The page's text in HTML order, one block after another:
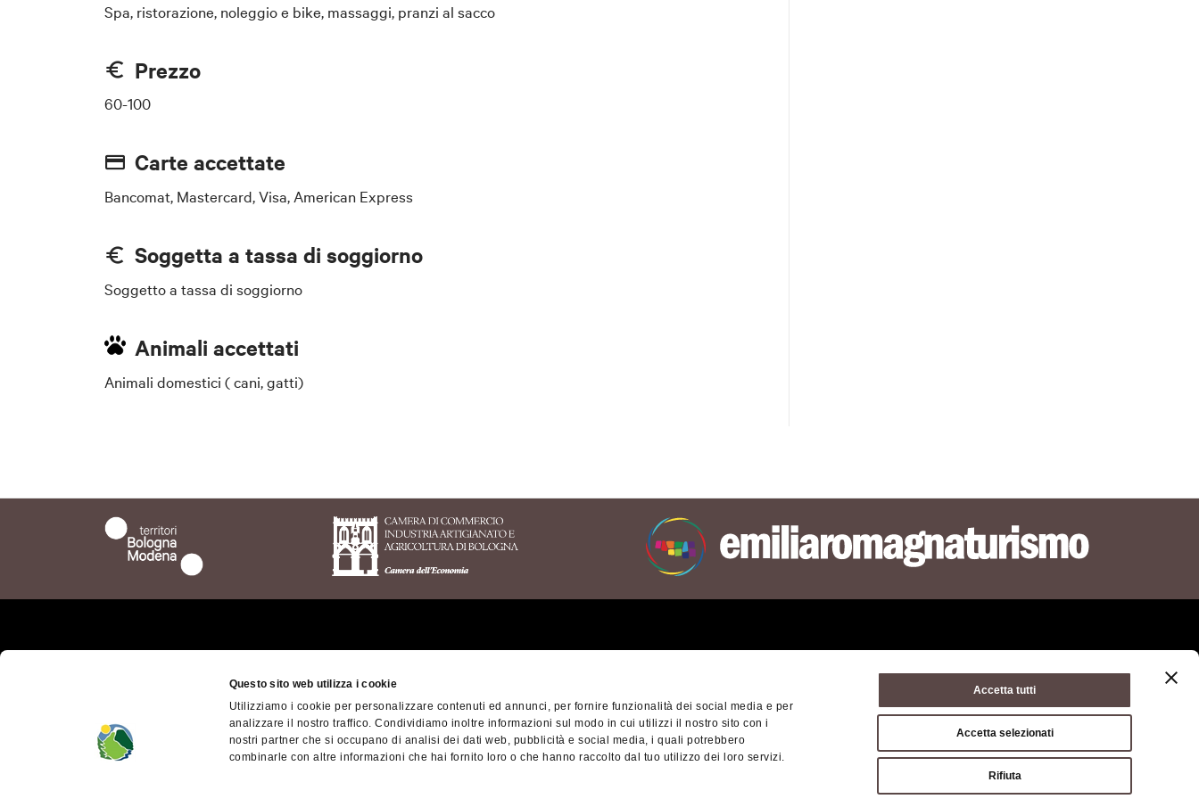
Questo sito web utilizza i cookie
Utilizziamo i cookie per personalizzare contenuti ed annunci, per fornire funzionalità dei social media e per
analizzare il nostro traffico. Condividiamo inoltre informazioni sul modo in cui utilizzi il nostro sito con i
nostri partner che si occupano di analisi dei dati web, pubblicità e social media, i quali potrebbero
combinarle con altre informazioni che hai fornito loro o che hanno raccolto dal tuo utilizzo dei loro servizi.
Accetta tutti
Accetta selezionati
Rifiuta
Spa, ristorazione, noleggio e bike, massaggi, pranzi al sacco
Prezzo
60-100
Carte accettate
Bancomat, Mastercard, Visa, American Express
Soggetta a tassa di soggiorno
Soggetto a tassa di soggiorno
Animali accettati
Animali domestici ( cani, gatti)
Contatti
bolognese
Territorio Turistico Bologna-
Modena
Accessibilità
Privacy policy Condizioni di utilizzo Condizioni di vendita
© Città metropolitana di Bologna, Via Zamboni, 13 40126 Bologna - Codice
- Posta certificata: